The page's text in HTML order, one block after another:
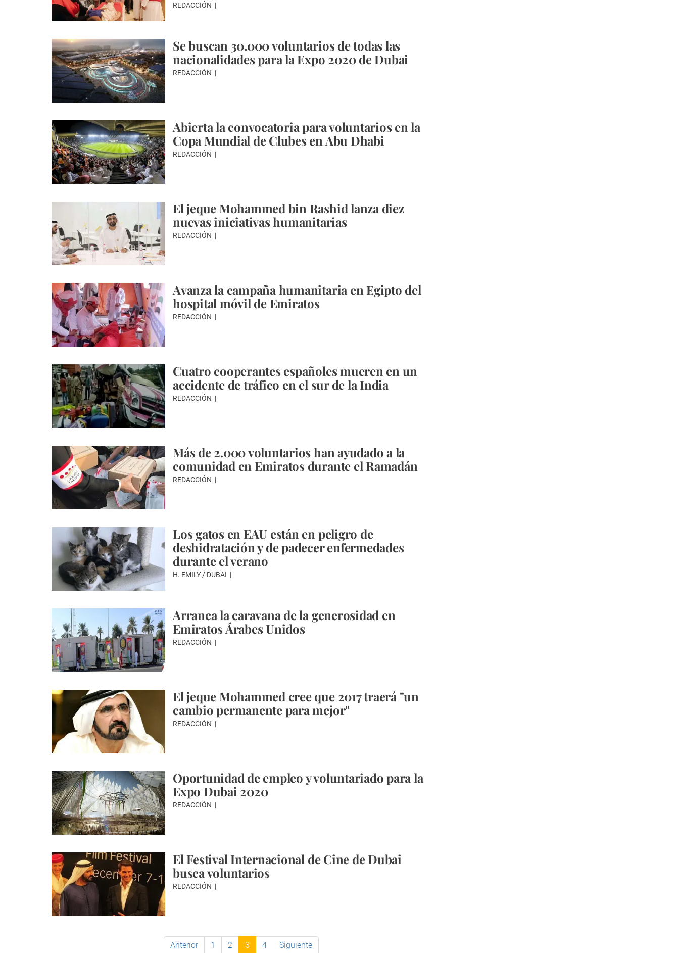
REDACCIÓN
Se buscan 30.000 voluntarios de todas las
nacionalidades para la Expo 2020 de Dubai
REDACCIÓN
Abierta la convocatoria para voluntarios en la
Copa Mundial de Clubes en Abu Dhabi
REDACCIÓN
El jeque Mohammed bin Rashid lanza diez
nuevas iniciativas humanitarias
REDACCIÓN
Avanza la campaña humanitaria en Egipto del
hospital móvil de Emiratos
REDACCIÓN
Cuatro cooperantes españoles mueren en un
accidente de tráfico en el sur de la India
REDACCIÓN
Más de 2.000 voluntarios han ayudado a la
comunidad en Emiratos durante el Ramadán
REDACCIÓN
Los gatos en EAU están en peligro de
deshidratación y de padecer enfermedades
durante el verano
H. EMILY / DUBAI
Arranca la caravana de la generosidad en
Emiratos Árabes Unidos
REDACCIÓN
El jeque Mohammed cree que 2017 traerá "un
cambio permanente para mejor"
REDACCIÓN
Oportunidad de empleo y voluntariado para la
Expo Dubai 2020
REDACCIÓN
El Festival Internacional de Cine de Dubai
busca voluntarios
REDACCIÓN
Anterior 1 2 3 4 Siguiente